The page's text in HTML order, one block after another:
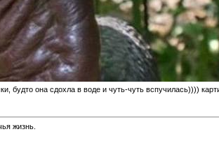
будто она сдохла в воде и чуть-чуть вспучилась))))
жизнь.